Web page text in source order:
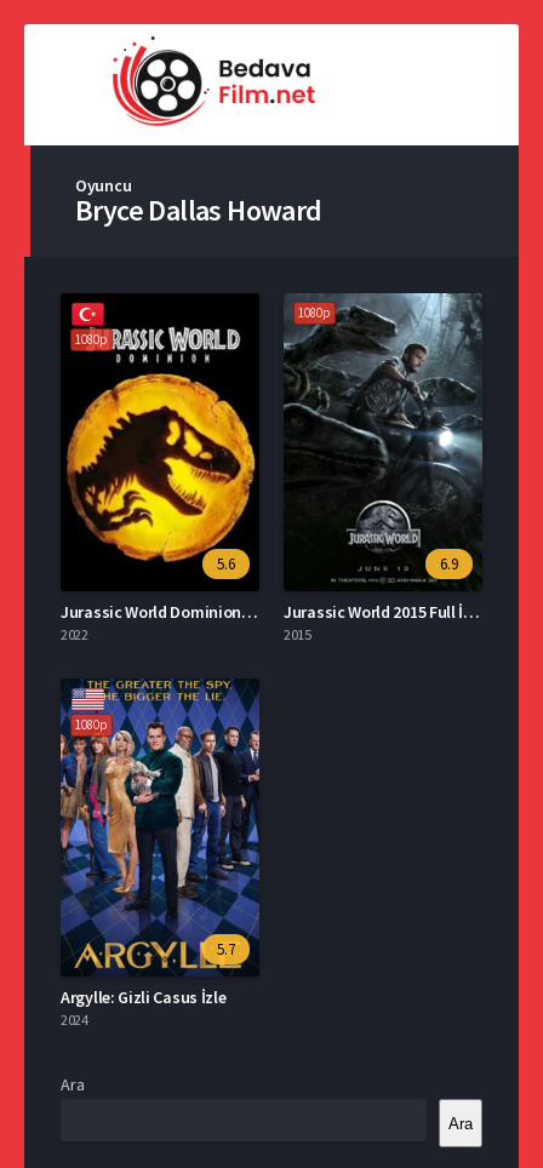
Oyuncu
Bryce Dallas Howard
1080p
5.6
Jurassic World Dominion İzle Türkçe Dublaj
2022
1080p
6.9
Jurassic World 2015 Full İzle
2015
1080p
5.7
Argylle: Gizli Casus İzle
2024
Ara
Ara